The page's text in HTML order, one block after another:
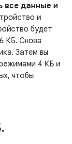
все данные и
и
будет
КБ. Снова
Затем вы
4 КБ и
чтобы
.